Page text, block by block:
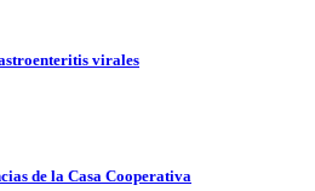
virales
de la Casa Cooperativa